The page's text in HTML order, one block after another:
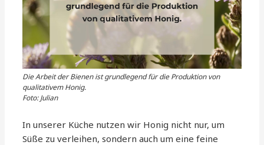
Die Arbeit der Bienen ist grundlegend für die Produktion von
qualitativem Honig.
Foto: Julian
In unserer Küche nutzen wir Honig nicht nur, um
Süße zu verleihen, sondern auch um eine feine